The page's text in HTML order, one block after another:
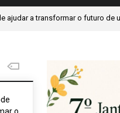
transformar o futuro de um jovem